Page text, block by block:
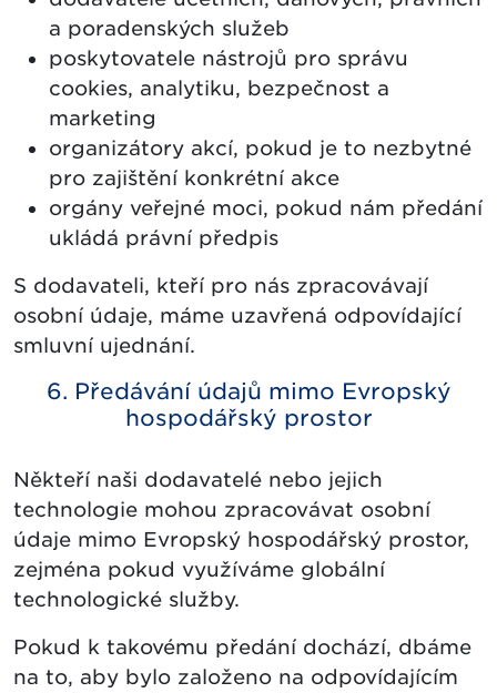
a poradenských služeb
poskytovatele nástrojů pro správu
cookies, analytiku, bezpečnost a
marketing
organizátory akcí, pokud je to nezbytné
pro zajištění konkrétní akce
orgány veřejné moci, pokud nám předání
ukládá právní předpis
S dodavateli, kteří pro nás zpracovávají
osobní údaje, máme uzavřená odpovídající
smluvní ujednání.
6. Předávání údajů mimo Evropský
hospodářský prostor
Někteří naši dodavatelé nebo jejich
technologie mohou zpracovávat osobní
údaje mimo Evropský hospodářský prostor,
zejména pokud využíváme globální
technologické služby.
Pokud k takovému předání dochází, dbáme
na to, aby bylo založeno na odpovídajícím